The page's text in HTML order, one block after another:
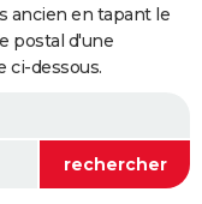
ancien en tapant le
postal d'une
ci-dessous.